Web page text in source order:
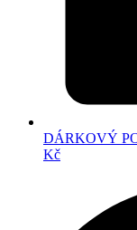
DÁRKOVÝ
Kč